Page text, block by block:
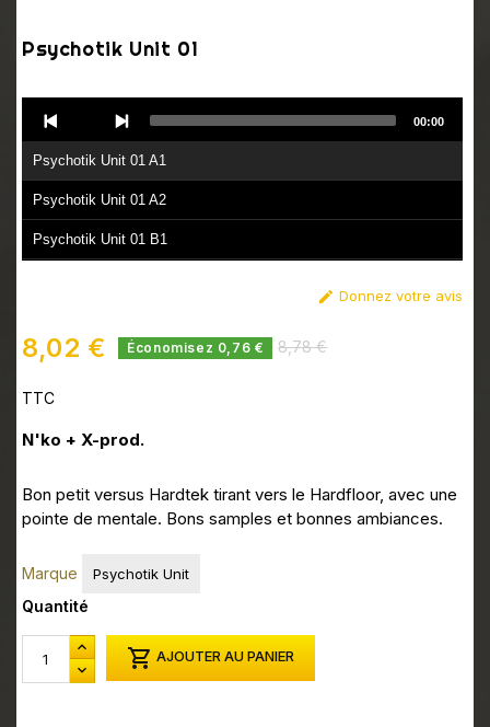
Psychotik Unit 01
Player
Psychotik Unit 01 A1
Psychotik Unit 01 A2
Psychotik Unit 01 B1
00:00
 Donnez votre avis
8,02 € Économisez 0,76 € 8,78 €
TTC
N'ko + X-prod.
Bon petit versus Hardtek tirant vers le Hardfloor, avec une
pointe de mentale. Bons samples et bonnes ambiances.
Marque Psychotik Unit
Quantité
 AJOUTER AU PANIER